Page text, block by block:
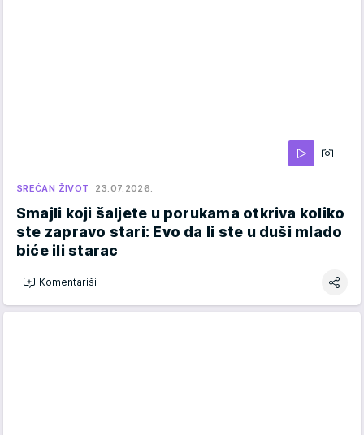
SREĆAN ŽIVOT 23.07.2026.
Smajli koji šaljete u porukama otkriva koliko
ste zapravo stari: Evo da li ste u duši mlado
biće ili starac
Komentariši